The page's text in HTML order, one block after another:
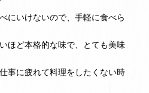
にいけないので、手軽に食べら
ほど本格的な味で、とても美味
事に疲れて料理をしたくない時